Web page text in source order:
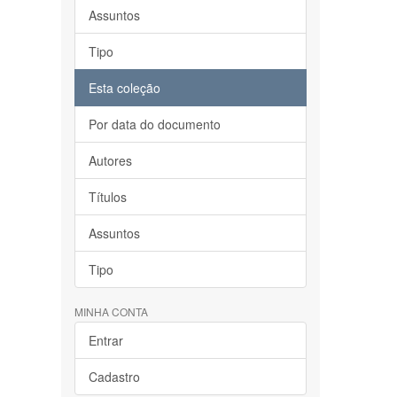
Assuntos
Tipo
Esta coleção
Por data do documento
Autores
Títulos
Assuntos
Tipo
MINHA CONTA
Entrar
Cadastro